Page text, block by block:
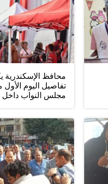
محافظ
تفاصيل اليوم الأول
مجلس النواب داخل